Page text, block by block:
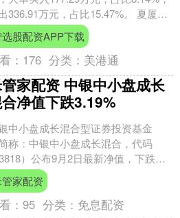
336.91万元，占比15.47%。 夏厦精
年以来股价涨75.1....
选股配资APP下载
： 176 分类： 美港通
家配资 中银中小盘成长
净值下跌3.19%
中小盘成长混合型证券投资基金
简称：中银中小盘成长混合，代码
）公布9月2日最新净值，下跌
。 中银中小盘成长混合成立于
年11月2....
家配资
：95 分类： 免息配资